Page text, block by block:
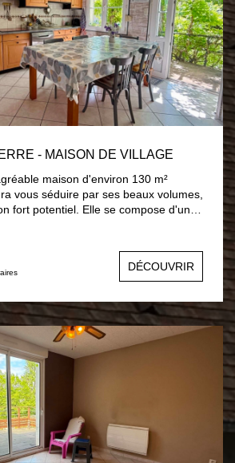
- MAISON DE VILLAGE
maison d'environ 130 m²
Elle se compose d'une
équipée, d'un WC, d'une salle de
chambre selon vos besoins. La
d'un sous-sol total offrant de
: stockage, atelier, buanderie,
bricolage. Une maison
terrain agréable de 429
des commerces, écoles et
des nombreux atouts de ce bien.
DÉCOUVRIR